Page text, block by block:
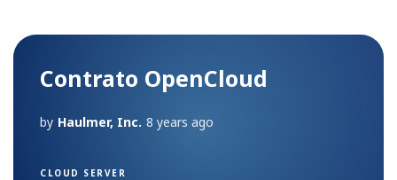
Contrato OpenCloud
by Haulmer, Inc. 8 years ago
CLOUD SERVER